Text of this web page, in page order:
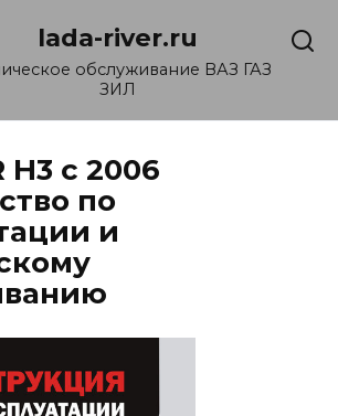
lada-river.ru
обслуживание ВАЗ ГАЗ
ЗИЛ
H3 с 2006
по
и